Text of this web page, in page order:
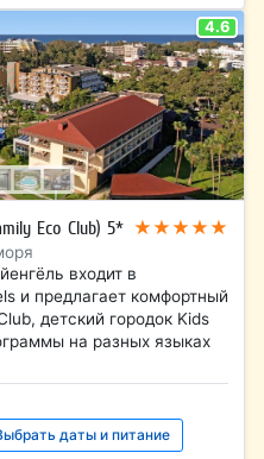
4.6
Eco Club) 5* ★★★★★
входит в
и предлагает комфортный
детский городок Kids
на разных языках
даты и питание